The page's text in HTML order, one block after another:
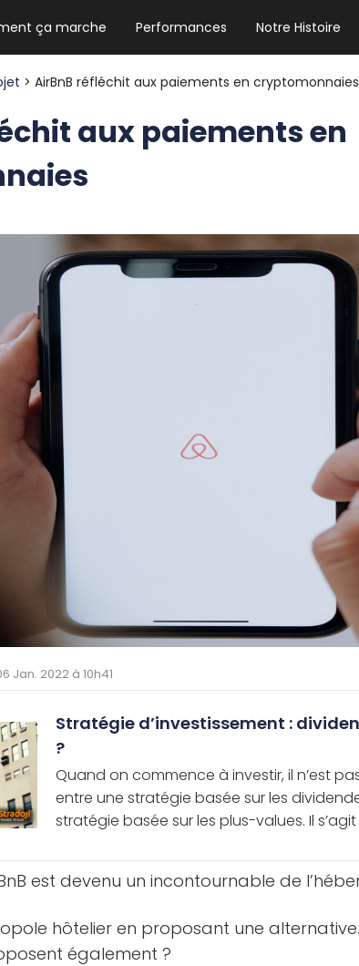
ça marche Performances Notre Histoire
NEWSLETTER HEBDO
Les news crypto dont vous avez
> AirBnB réfléchit aux paiements en cryptomonnaies
aux paiements en
Jan. 2022 à 10h41
Stratégie d’investissement :
?
Quand on commence à investir, il n’est
entre une stratégie basée sur les
stratégie basée sur les plus-values. Il
est devenu un incontournable de
hôtelier en proposant une
également ?